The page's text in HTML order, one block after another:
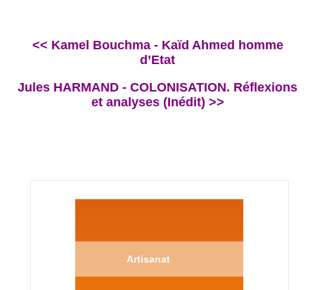
<< Kamel Bouchma - Kaïd Ahmed homme
d’Etat
Jules HARMAND - COLONISATION. Réflexions
et analyses (Inédit) >>
Artisanat